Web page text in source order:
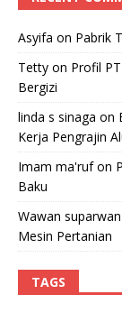
Asyifa on Pabrik
Tetty on Profil
Bergizi
linda s sinaga on
Kerja Pengrajin
Imam ma'rufon
Baku
Wawan suparwan
Mesin Pertanian
TAGS